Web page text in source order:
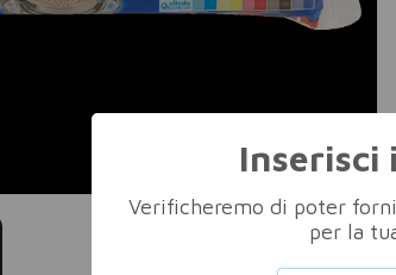
Inserisci
Verificheremo di poter
per la